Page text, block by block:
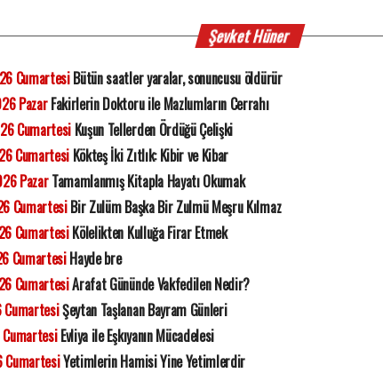
Şevket Hüner
CumartesiBütün saatler yaralar, sonuncusu öldürür
PazarFakirlerin Doktoru ile Mazlumların Cerrahı
Cumartesi Kuşun Tellerden Ördüğü Çelişki
Cumartesi Kökteş İki Zıtlık: Kibir ve Kibar
PazarTamamlanmış Kitapla Hayatı Okumak
CumartesiBir Zulüm Başka Bir Zulmü Meşru Kılmaz
CumartesiKölelikten Kulluğa Firar Etmek
CumartesiHayde bre
CumartesiArafat Gününde Vakfedilen Nedir?
CumartesiŞeytan Taşlanan Bayram Günleri
CumartesiEvliya ile Eşkıyanın Mücadelesi
CumartesiYetimlerin Hamisi Yine Yetimlerdir